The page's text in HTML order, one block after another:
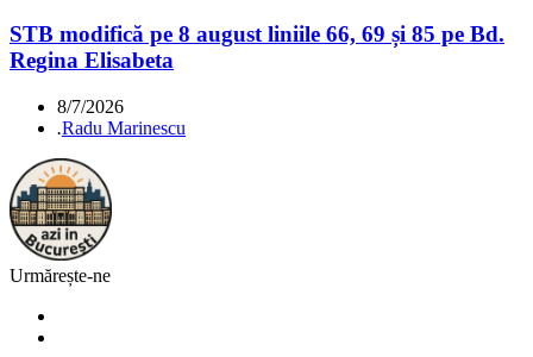
STB modifică pe 8 august liniile 66, 69 și 85 pe Bd.
Regina Elisabeta
8/7/2026
.Radu Marinescu
Urmărește-ne